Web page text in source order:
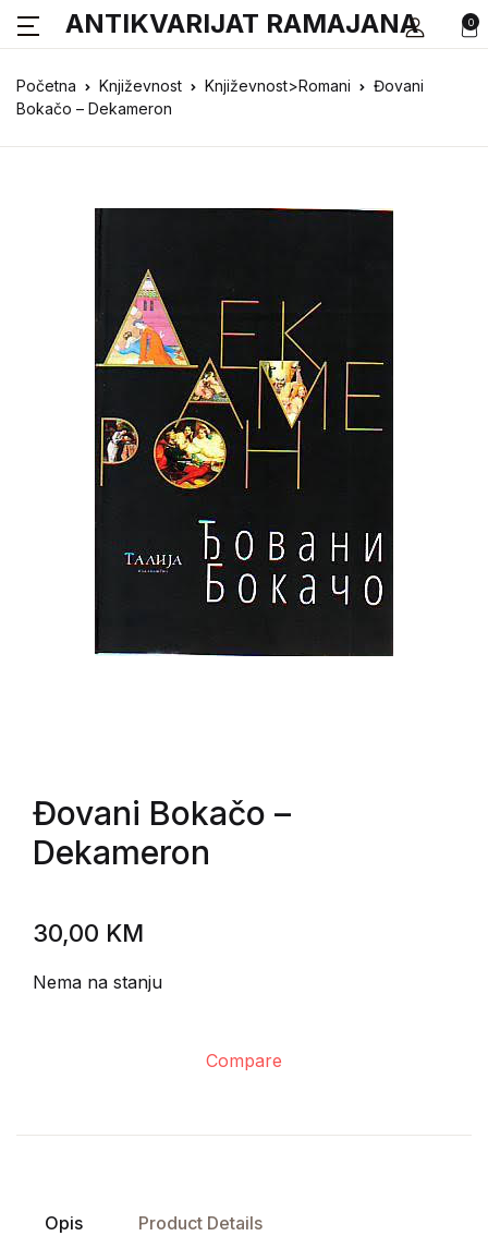
0
ANTIKVARIJAT RAMAJANA
Početna Književnost Književnost>Romani
Đovani
Bokačo – Dekameron
Đovani Bokačo –
Dekameron
30,00 KM
Nema na stanju
Compare
Opis Product Details